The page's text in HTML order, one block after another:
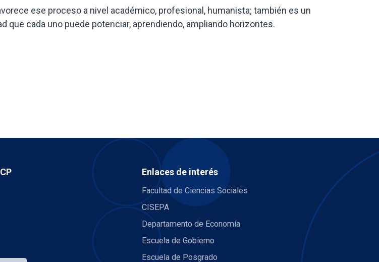
ese proceso a nivel académico, profesional, humanista; también es un
que cada uno puede potenciar, aprendiendo, ampliando horizontes.
Enlaces de interés
Facultad de Ciencias Sociales
CISEPA
Departamento de Economía
Escuela de Gobierno
Escuela de Posgrado